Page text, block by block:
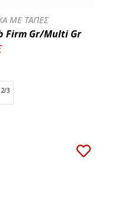
ΜΕ ΤΑΠΕΣ
Firm Gr/Multi Gr
2/3